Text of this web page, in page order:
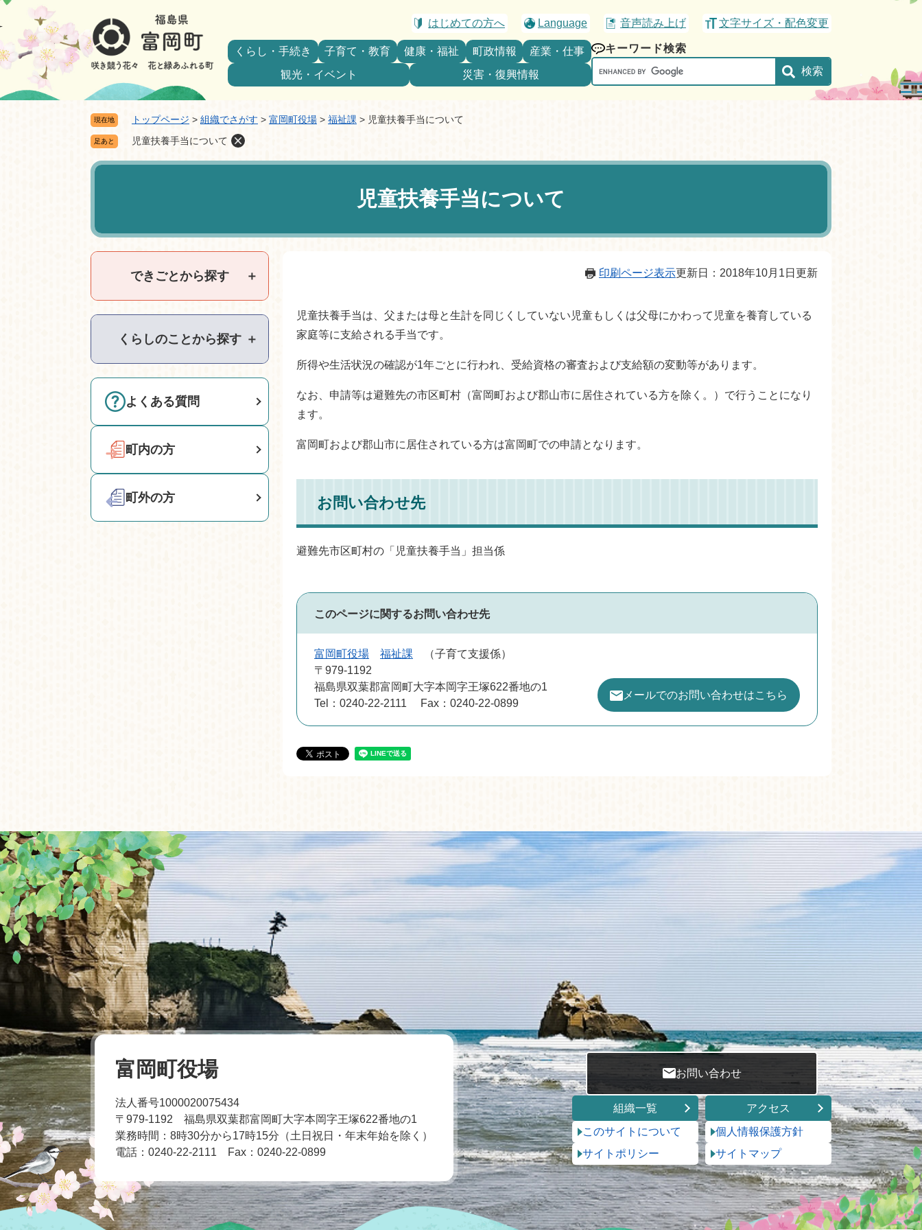
ペ
ー
の
メ
ニ
ー
はじめての方へ Language 音声読み上げ 文字サイズ・配色変更
くらし・手続き 子育て・教育 健康・福祉 町政情報
産業・仕事
観光・イベント
災害・復興情報
キーワード検索
Google
カ
索
現在地 トップページ > 組織でさがす > 富岡町役場 > 福祉課 > 児童扶養手当について
足あと 児童扶養手当について
児童扶養手当について
更新日：2018年10月1日更新
印刷ページ表示
児童扶養手当は、父または母と生計を同じくしていない児童もしくは父母にかわって児童を養育している
家庭等に支給される手当です。
所得や生活状況の確認が1年ごとに行われ、受給資格の審査および支給額の変動等があります。
なお、申請等は避難先の市区町村（富岡町および郡山市に居住されている方を除く。）で行うことになり
ます。
富岡町および郡山市に居住されている方は富岡町での申請となります。
お問い合わせ先
避難先市区町村の「児童扶養手当」担当係
このページに関するお問い合わせ先
富岡町役場 福祉課
子育て支援係
〒979-1192
福島県双葉郡富岡町大字本岡字王塚622番地の1
Tel：0240-22-2111
Fax：0240-22-0899
メールでのお問い合わせはこちら
できごとから探す ＋
くらしのことから探す ＋
よくある質問
町内の方
町外の方
お問い合わせ
組織一覧
アクセス
このサイトについて
個人情報保護方針
サイトポリシー
サイトマップ
富岡町役場
法人番号1000020075434
〒979-1192 福島県双葉郡富岡町大字本岡字王塚622番地の1
業務時間：8時30分から17時15分（土日祝日・年末年始を除く）
電話：0240-22-2111
Fax：0240-22-0899